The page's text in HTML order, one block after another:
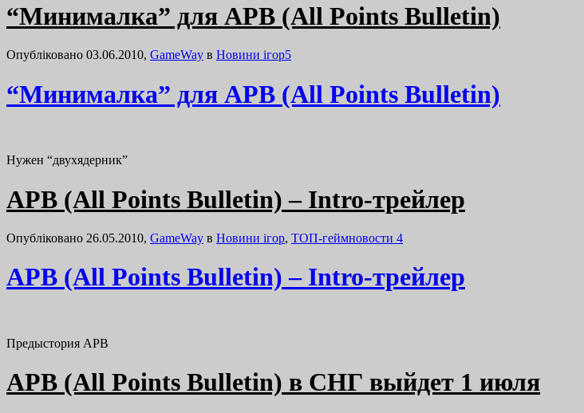
“Минималка” для APB (All Points Bulletin)
Опубліковано 03.06.2010, GameWay в Новини ігор5
“Минималка” для APB (All Points Bulletin)
Нужен “двухядерник”
APB (All Points Bulletin) – Intro-трейлер
Опубліковано 26.05.2010, GameWay в Новини ігор, ТОП-геймновости 4
APB (All Points Bulletin) – Intro-трейлер
Предыстория APB
APB (All Points Bulletin) в СНГ выйдет 1 июля